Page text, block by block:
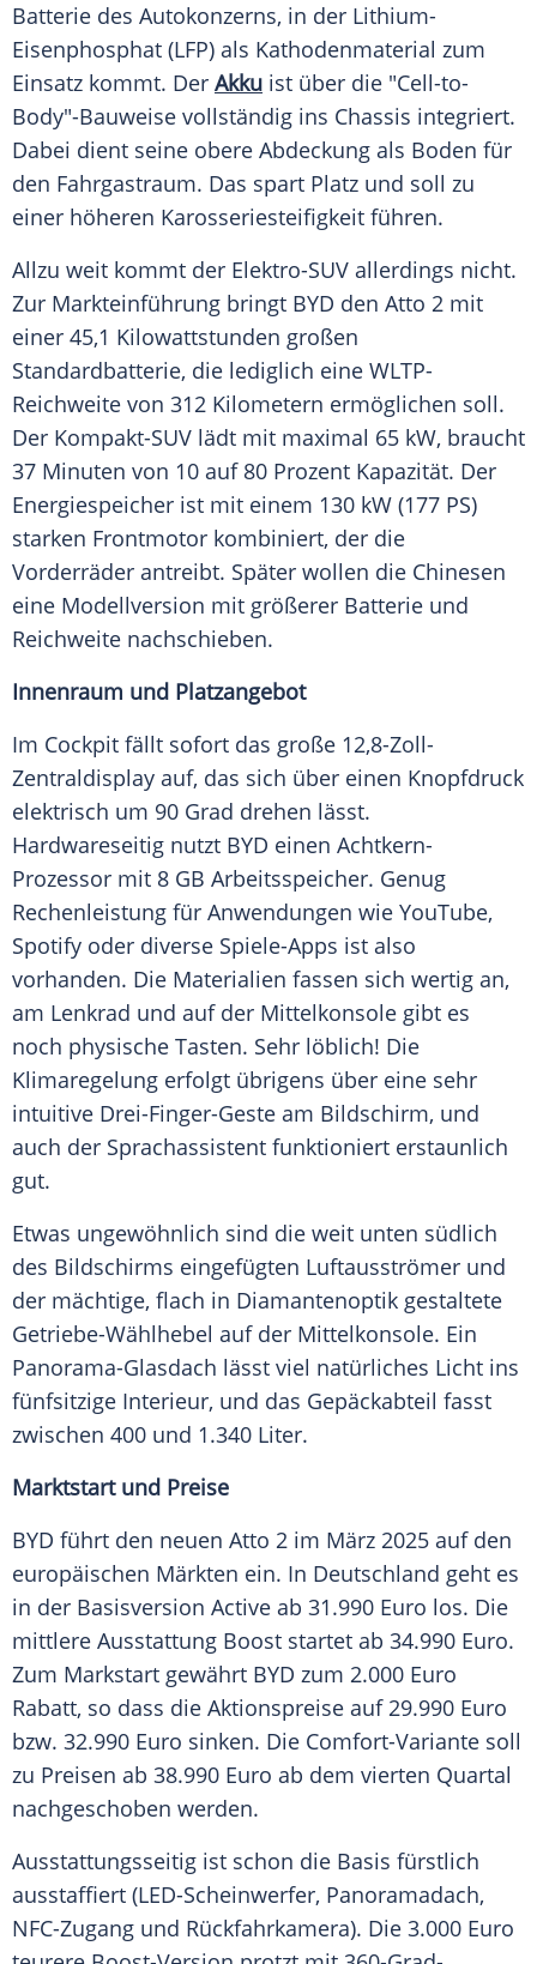
Batterie des Autokonzerns, in der Lithium-
Eisenphosphat (LFP) als Kathodenmaterial zum
Einsatz kommt. Der Akku ist über die "Cell-to-
Body"-Bauweise vollständig ins Chassis integriert.
Dabei dient seine obere Abdeckung als Boden für
den Fahrgastraum. Das spart Platz und soll zu
einer höheren Karosseriesteifigkeit führen.
Allzu weit kommt der Elektro-SUV allerdings nicht.
Zur Markteinführung bringt BYD den Atto 2 mit
einer 45,1 Kilowattstunden großen
Standardbatterie, die lediglich eine WLTP-
Reichweite von 312 Kilometern ermöglichen soll.
Der Kompakt-SUV lädt mit maximal 65 kW, braucht
37 Minuten von 10 auf 80 Prozent Kapazität. Der
Energiespeicher ist mit einem 130 kW (177 PS)
starken Frontmotor kombiniert, der die
Vorderräder antreibt. Später wollen die Chinesen
eine Modellversion mit größerer Batterie und
Reichweite nachschieben.
Innenraum und Platzangebot
Im Cockpit fällt sofort das große 12,8-Zoll-
Zentraldisplay auf, das sich über einen Knopfdruck
elektrisch um 90 Grad drehen lässt.
Hardwareseitig nutzt BYD einen Achtkern-
Prozessor mit 8 GB Arbeitsspeicher. Genug
Rechenleistung für Anwendungen wie YouTube,
Spotify oder diverse Spiele-Apps ist also
vorhanden. Die Materialien fassen sich wertig an,
am Lenkrad und auf der Mittelkonsole gibt es
noch physische Tasten. Sehr löblich! Die
Klimaregelung erfolgt übrigens über eine sehr
intuitive Drei-Finger-Geste am Bildschirm, und
auch der Sprachassistent funktioniert erstaunlich
gut.
Etwas ungewöhnlich sind die weit unten südlich
des Bildschirms eingefügten Luftausströmer und
der mächtige, flach in Diamantenoptik gestaltete
Getriebe-Wählhebel auf der Mittelkonsole. Ein
Panorama-Glasdach lässt viel natürliches Licht ins
fünfsitzige Interieur, und das Gepäckabteil fasst
zwischen 400 und 1.340 Liter.
Marktstart und Preise
BYD führt den neuen Atto 2 im März 2025 auf den
europäischen Märkten ein. In Deutschland geht es
in der Basisversion Active ab 31.990 Euro los. Die
mittlere Ausstattung Boost startet ab 34.990 Euro.
Zum Markstart gewährt BYD zum 2.000 Euro
Rabatt, so dass die Aktionspreise auf 29.990 Euro
bzw. 32.990 Euro sinken. Die Comfort-Variante soll
zu Preisen ab 38.990 Euro ab dem vierten Quartal
nachgeschoben werden.
Ausstattungsseitig ist schon die Basis fürstlich
ausstaffiert (LED-Scheinwerfer, Panoramadach,
NFC-Zugang und Rückfahrkamera). Die 3.000 Euro